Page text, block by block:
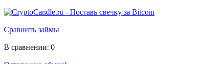
Сравнить займы
В сравнении: 0